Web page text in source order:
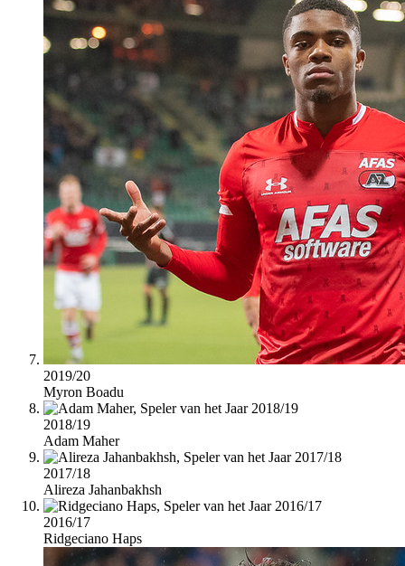
2019/20
Myron Boadu
2018/19
Adam Maher
2017/18
Alireza Jahanbakhsh
2016/17
Ridgeciano Haps